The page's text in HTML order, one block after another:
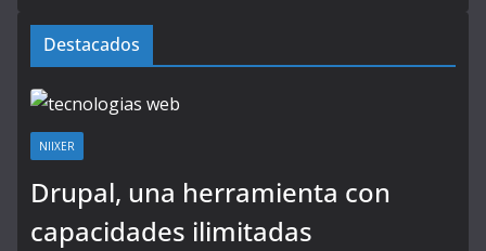
Destacados
NIIXER
Drupal, una herramienta con
capacidades ilimitadas